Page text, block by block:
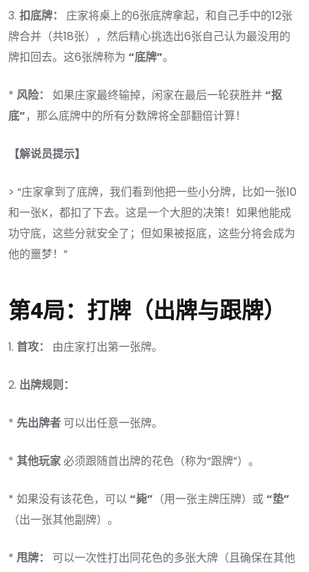
3. 扣底牌：
庄家将桌上的6张底牌拿起，和自己手中的12张
牌合并（共18张），然后精心挑选出6张自己认为最没用的
牌扣回去。这6张牌称为 “底牌”。
* 风险： 如果庄家最终输掉，闲家在最后一轮获胜并“抠
底”，那么底牌中的所有分数牌将全部翻倍计算！
【解说员提示】
> “庄家拿到了底牌，我们看到他把一些小分牌，比如一张10
和一张K，都扣了下去。这是一个大胆的决策！如果他能成
功守底，这些分就安全了；但如果被抠底，这些分将会成为
他的噩梦！”
第4局：打牌（出牌与跟牌）
1. 首攻： 由庄家打出第一张牌。
2. 出牌规则：
* 先出牌者 可以出任意一张牌。
* 其他玩家必须跟随首出牌的花色（称为“跟牌”）。
* 如果没有该花色，可以“毙” （用一张主牌压牌）或“垫”
（出一张其他副牌）。
* 甩牌：
可以一次性打出同花色的多张大牌（且确保在其他